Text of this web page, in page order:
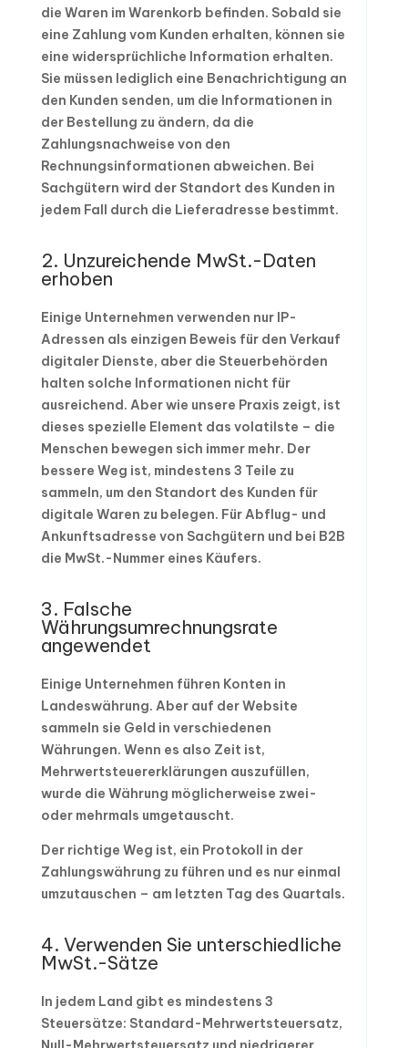
die Waren im Warenkorb befinden. Sobald sie
eine Zahlung vom Kunden erhalten, können sie
eine widersprüchliche Information erhalten.
Sie müssen lediglich eine Benachrichtigung an
den Kunden senden, um die Informationen in
der Bestellung zu ändern, da die
Zahlungsnachweise von den
Rechnungsinformationen abweichen. Bei
Sachgütern wird der Standort des Kunden in
jedem Fall durch die Lieferadresse bestimmt.
2. Unzureichende MwSt.-Daten
erhoben
Einige Unternehmen verwenden nur IP-
Adressen als einzigen Beweis für den Verkauf
digitaler Dienste, aber die Steuerbehörden
halten solche Informationen nicht für
ausreichend. Aber wie unsere Praxis zeigt, ist
dieses spezielle Element das volatilste – die
Menschen bewegen sich immer mehr. Der
bessere Weg ist, mindestens 3 Teile zu
sammeln, um den Standort des Kunden für
digitale Waren zu belegen. Für Abflug- und
Ankunftsadresse von Sachgütern und bei B2B
die MwSt.-Nummer eines Käufers.
3. Falsche
Währungsumrechnungsrate
angewendet
Einige Unternehmen führen Konten in
Landeswährung. Aber auf der Website
sammeln sie Geld in verschiedenen
Währungen. Wenn es also Zeit ist,
Mehrwertsteuererklärungen auszufüllen,
wurde die Währung möglicherweise zwei-
oder mehrmals umgetauscht.
Der richtige Weg ist, ein Protokoll in der
Zahlungswährung zu führen und es nur einmal
umzutauschen – am letzten Tag des Quartals.
4. Verwenden Sie unterschiedliche
MwSt.-Sätze
In jedem Land gibt es mindestens 3
Steuersätze: Standard-Mehrwertsteuersatz,